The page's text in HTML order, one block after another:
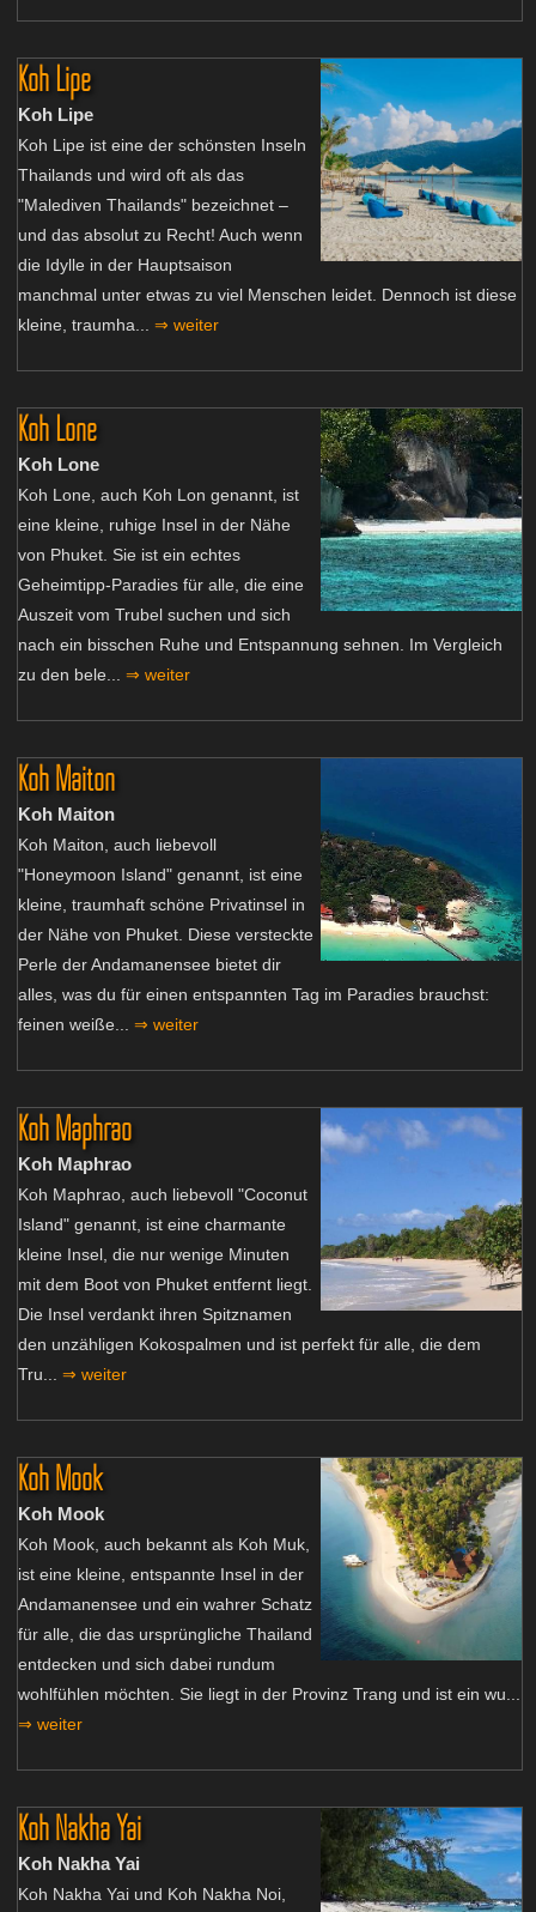
Koh Lipe
Koh Lipe
Koh Lipe ist eine der schönsten Inseln
Thailands und wird oft als das
"Malediven Thailands" bezeichnet –
und das absolut zu Recht! Auch wenn
die Idylle in der Hauptsaison
manchmal unter etwas zu viel Menschen leidet. Dennoch ist diese
kleine, traumha... ⇒ weiter
Koh Lone
Koh Lone
Koh Lone, auch Koh Lon genannt, ist
eine kleine, ruhige Insel in der Nähe
von Phuket. Sie ist ein echtes
Geheimtipp-Paradies für alle, die eine
Auszeit vom Trubel suchen und sich
nach ein bisschen Ruhe und Entspannung sehnen. Im Vergleich
zu den bele... ⇒ weiter
Koh Maiton
Koh Maiton
Koh Maiton, auch liebevoll
"Honeymoon Island" genannt, ist eine
kleine, traumhaft schöne Privatinsel in
der Nähe von Phuket. Diese versteckte
Perle der Andamanensee bietet dir
alles, was du für einen entspannten Tag im Paradies brauchst:
feinen weiße... ⇒ weiter
Koh Maphrao
Koh Maphrao
Koh Maphrao, auch liebevoll "Coconut
Island" genannt, ist eine charmante
kleine Insel, die nur wenige Minuten
mit dem Boot von Phuket entfernt liegt.
Die Insel verdankt ihren Spitznamen
den unzähligen Kokospalmen und ist perfekt für alle, die dem
Tru... ⇒ weiter
Koh Mook
Koh Mook
Koh Mook, auch bekannt als Koh Muk,
ist eine kleine, entspannte Insel in der
Andamanensee und ein wahrer Schatz
für alle, die das ursprüngliche Thailand
entdecken und sich dabei rundum
wohlfühlen möchten. Sie liegt in der Provinz Trang und ist ein wu...
⇒ weiter
Koh Nakha Yai
Koh Nakha Yai
Koh Nakha Yai und Koh Nakha Noi,